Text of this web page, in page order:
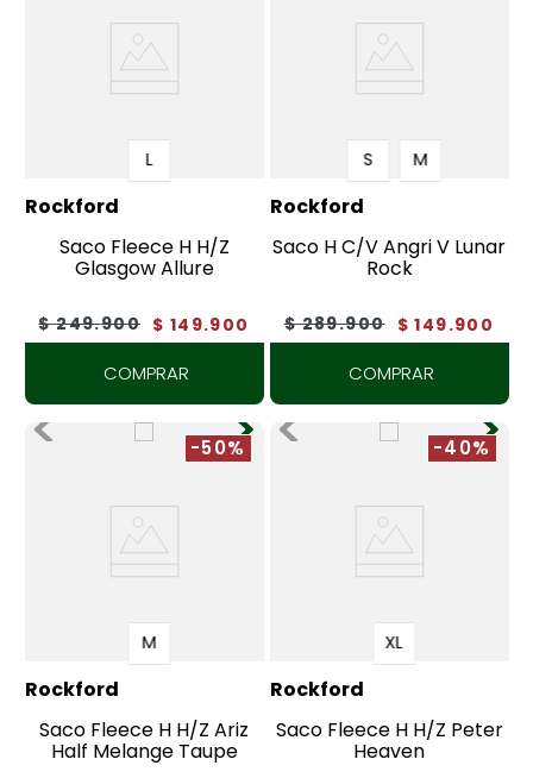
L
Rockford
Saco Fleece H H/Z
Glasgow Allure
$ 249.900 $ 149.900
COMPRAR
S M
Rockford
Saco H C/V Angri V Lunar
Rock
$ 289.900 $ 149.900
COMPRAR
-50%
M
Rockford
Saco Fleece H H/Z Ariz
Half Melange Taupe
-40%
XL
Rockford
Saco Fleece H H/Z Peter
Heaven